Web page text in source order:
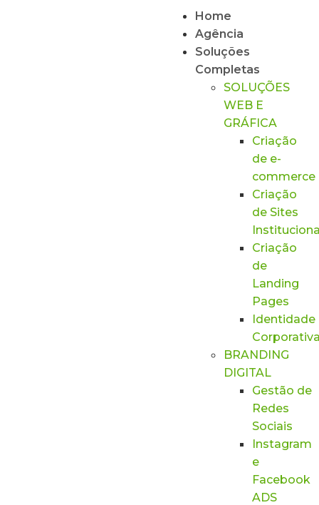
Home
Agência
Soluções
Completas
SOLUÇÕES
WEB E
GRÁFICA
Criação
de e-
commerce
Criação
de Sites
Criação
de
Landing
Pages
Identidade
BRANDING
DIGITAL
Gestão de
Redes
Sociais
Instagram
e
Facebook
ADS